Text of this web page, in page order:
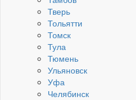
Тверь
Тольятти
Томск
Тула
Тюмень
Ульяновск
Уфа
Челябинск